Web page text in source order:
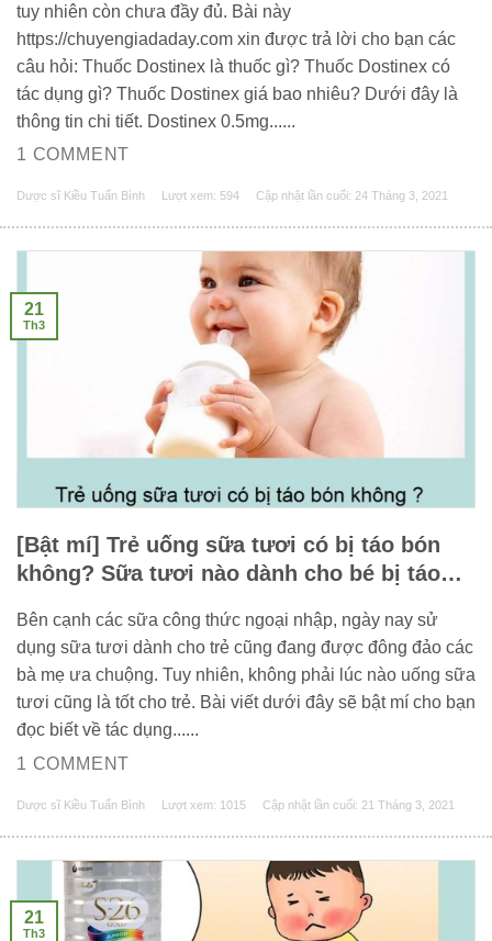
tuy nhiên còn chưa đầy đủ. Bài này
https://chuyengiadaday.com xin được trả lời cho bạn các
câu hỏi: Thuốc Dostinex là thuốc gì? Thuốc Dostinex có
tác dụng gì? Thuốc Dostinex giá bao nhiêu? Dưới đây là
thông tin chi tiết. Dostinex 0.5mg......
1 COMMENT
Dược sĩ Kiều Tuấn Bình Lượt xem: 594 Cập nhật lần cuối: 24 Tháng 3, 2021
[Bật mí] Trẻ uống sữa tươi có bị táo bón
không? Sữa tươi nào dành cho bé bị táo
Bên cạnh các sữa công thức ngoại nhập, ngày nay sử
dụng sữa tươi dành cho trẻ cũng đang được đông đảo các
bà mẹ ưa chuộng. Tuy nhiên, không phải lúc nào uống sữa
tươi cũng là tốt cho trẻ. Bài viết dưới đây sẽ bật mí cho bạn
đọc biết về tác dụng......
1 COMMENT
Dược sĩ Kiều Tuấn Bình Lượt xem: 1015 Cập nhật lần cuối: 21 Tháng 3, 2021
21
Th3
21
Th3